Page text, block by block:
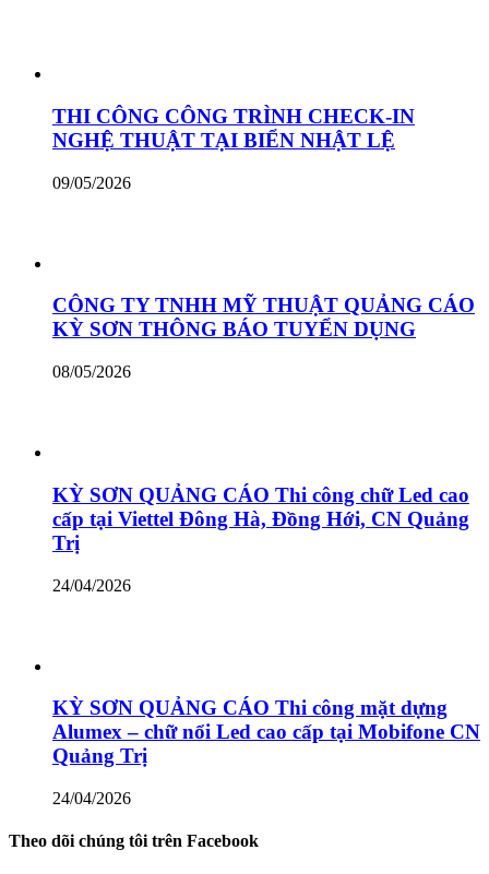
THI CÔNG CÔNG TRÌNH CHECK-IN
NGHỆ THUẬT TẠI BIỂN NHẬT LỆ
09/05/2026
CÔNG TY TNHH MỸ THUẬT QUẢNG CÁO
KỲ SƠN THÔNG BÁO TUYỂN DỤNG
08/05/2026
KỲ SƠN QUẢNG CÁO Thi công chữ Led cao
cấp tại Viettel Đông Hà, Đồng Hới, CN Quảng
Trị
24/04/2026
KỲ SƠN QUẢNG CÁO Thi công mặt dựng
Alumex – chữ nổi Led cao cấp tại Mobifone CN
Quảng Trị
24/04/2026
Theo dõi chúng tôi trên Facebook